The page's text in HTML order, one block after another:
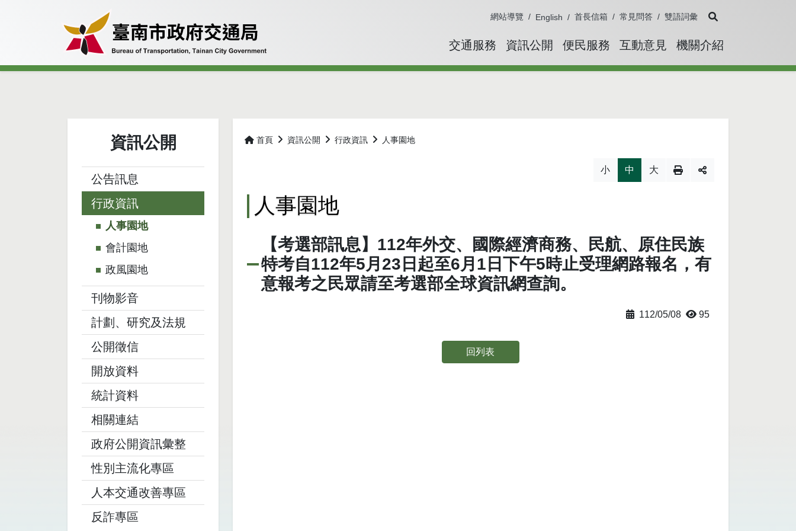
網站導覽 English 首長信箱 常見問答 雙語詞彙
交通服務 資訊公開 便民服務 互動意見 機關介紹
資訊公開
公告訊息
行政資訊
人事園地
會計園地
政風園地
刊物影音
計劃、研究及法規
公開徵信
開放資料
統計資料
相關連結
政府公開資訊彙整
性別主流化專區
人本交通改善專區
反詐專區
首頁 資訊公開 行政資訊 人事園地
小 中 大
人事園地
【考選部訊息】112年外交、國際經濟商務、民航、原住民族
特考自112年5月23日起至6月1日下午5時止受理網路報名，有
意報考之民眾請至考選部全球資訊網查詢。
112/05/08 95
回列表